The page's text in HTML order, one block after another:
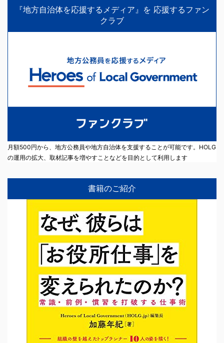
『地方自治体を応援するメディア』を 応援するファン
クラブ
月額500円から、地方公務員や地方自治体を支援することが可能です。HOLG
の運用の拡大、取材記事を増やすことなどを目的として利用します
書籍のご紹介